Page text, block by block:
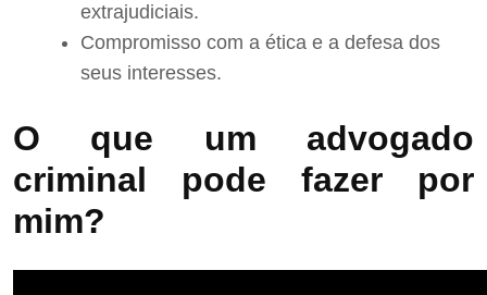
extrajudiciais.
Compromisso com a ética e a defesa dos
seus interesses.
O que um advogado
criminal pode fazer por
mim?